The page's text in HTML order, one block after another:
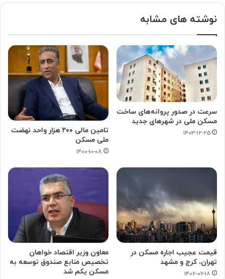
نوشته های مشابه
سرعت در صدور پروانه‌های ساخت
مسکن ملی در شهرهای جدید
۱۴۰۳-۱۲-۲۵
تامین مالی ۲۰۰ هزار واحد نهضت
ملی مسکن
۱۴۰۰-۱۰-۰۸
قیمت عجیب اجاره مسکن در
تهران، کرج و مشهد
۱۴۰۲-۰۶-۱۸
معاون وزیر اقتصاد خواهان
تخصیص منابع صندوق توسعه به
مسکن یکم شد